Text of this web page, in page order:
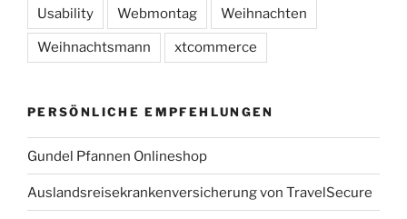
Usability Webmontag Weihnachten
Weihnachtsmann xtcommerce
PERSÖNLICHE EMPFEHLUNGEN
Gundel Pfannen Onlineshop
Auslandsreisekrankenversicherung von TravelSecure